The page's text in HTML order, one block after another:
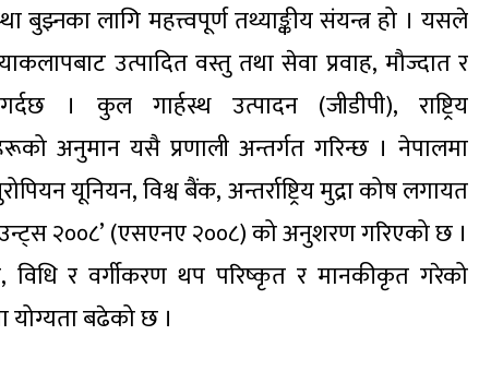
बुझ्नका लागि महत्त्वपूर्ण तथ्याङ्कीय संयन्त्र हो । यसले
उत्पादित वस्तु तथा सेवा प्रवाह, मौज्दात र
। कुल गार्हस्थ उत्पादन (जीडीपी), राष्ट्रिय
अनुमान यसै प्रणाली अन्तर्गत गरिन्छ । नेपालमा
यूनियन, विश्व बैंक, अन्तर्राष्ट्रिय मुद्रा कोष लगायत
२००८’ (एसएनए २००८) को अनुशरण गरिएको छ ।
विधि र वर्गीकरण थप परिष्कृत र मानकीकृत गरेको
योग्यता बढेको छ ।